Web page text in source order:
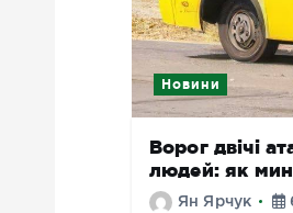
Новини
Ворог двічі
людей: як
Ян Ярчук